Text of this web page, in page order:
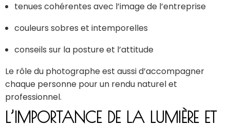
tenues cohérentes avec l’image de l’entreprise
couleurs sobres et intemporelles
conseils sur la posture et l’attitude
Le rôle du photographe est aussi d’accompagner
chaque personne pour un rendu naturel et
professionnel.
L’IMPORTANCE DE LA LUMIÈRE ET